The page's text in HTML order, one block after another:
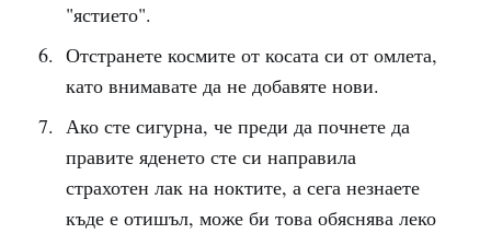
"ястието".
Отстранете космите от косата си от омлета,
като внимавате да не добавяте нови.
Ако сте сигурна, че преди да почнете да
правите яденето сте си направила
страхотен лак на ноктите, а сега незнаете
къде е отишъл, може би това обяснява леко